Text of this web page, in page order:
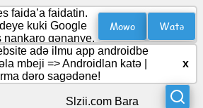
faida’a faidatin.
kuki Google
gənanye.
Mowo Watə
adə ilmu app androidbe
mbeji =>Androidlan katə
dǝro sagǝdǝne!
x
Slzii.com Bara